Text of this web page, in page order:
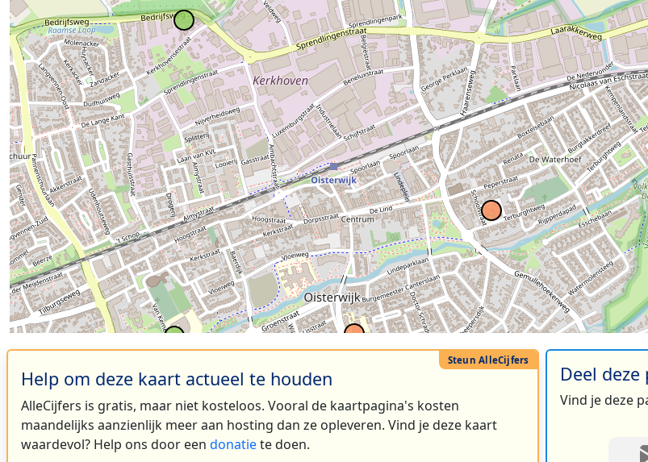
Help om deze kaart actueel te houden
AlleCijfers is gratis, maar niet kosteloos. Vooral de kaartpagina's kosten
maandelijks aanzienlijk meer aan hosting dan ze opleveren. Vind je deze kaart
waardevol? Help ons door een donatiete doen.
Deel deze
Vind je deze